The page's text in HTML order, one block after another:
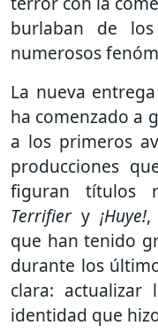
burlaban de
numerosos
La nueva
ha comenzado a
a los primeros
producciones
figuran títulos
Terrifiery ¡Huye!,
que han tenido
durante los
clara:
identidad que